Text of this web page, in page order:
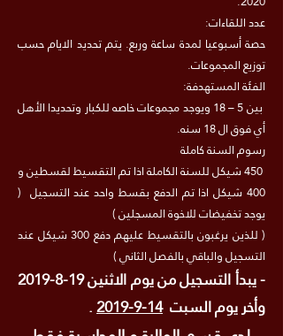
عدد اللقاءات:
حصة أسبوعيا لمدة ساعة وربع. يتم تحديد الايام حسب
توزيع المجموعات.
الفئة المستهدفة:
بين 5 – 18 ويوجد مجموعات خاصه للكبار وتحديدا الأهل
أي فوق ال 18 سنه.
رسوم السنة كاملة
450 شيكل للسنة الكاملة اذا تم التقسيط لقسطين و
400 شيكل اذا تم الدفع بقسط واحد عند التسجيل (
يوجد تخفيضات للاخوة المسجلين )
( للذين يرغبون بالتقسيط عليهم دفع 300 شيكل عند
التسجيل والباقي بالفصل الثاني )
- يبدأ التسجيل من يوم الاثنين19-8-2019
وأخر يوم السبت14-9-2019
.